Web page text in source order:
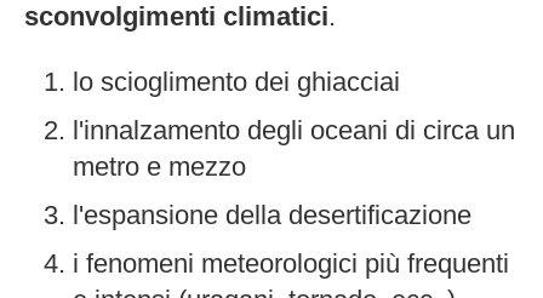
sconvolgimenti climatici.
lo scioglimento dei ghiacciai
l'innalzamento degli oceani di circa un
metro e mezzo
l'espansione della desertificazione
i fenomeni meteorologici più frequenti